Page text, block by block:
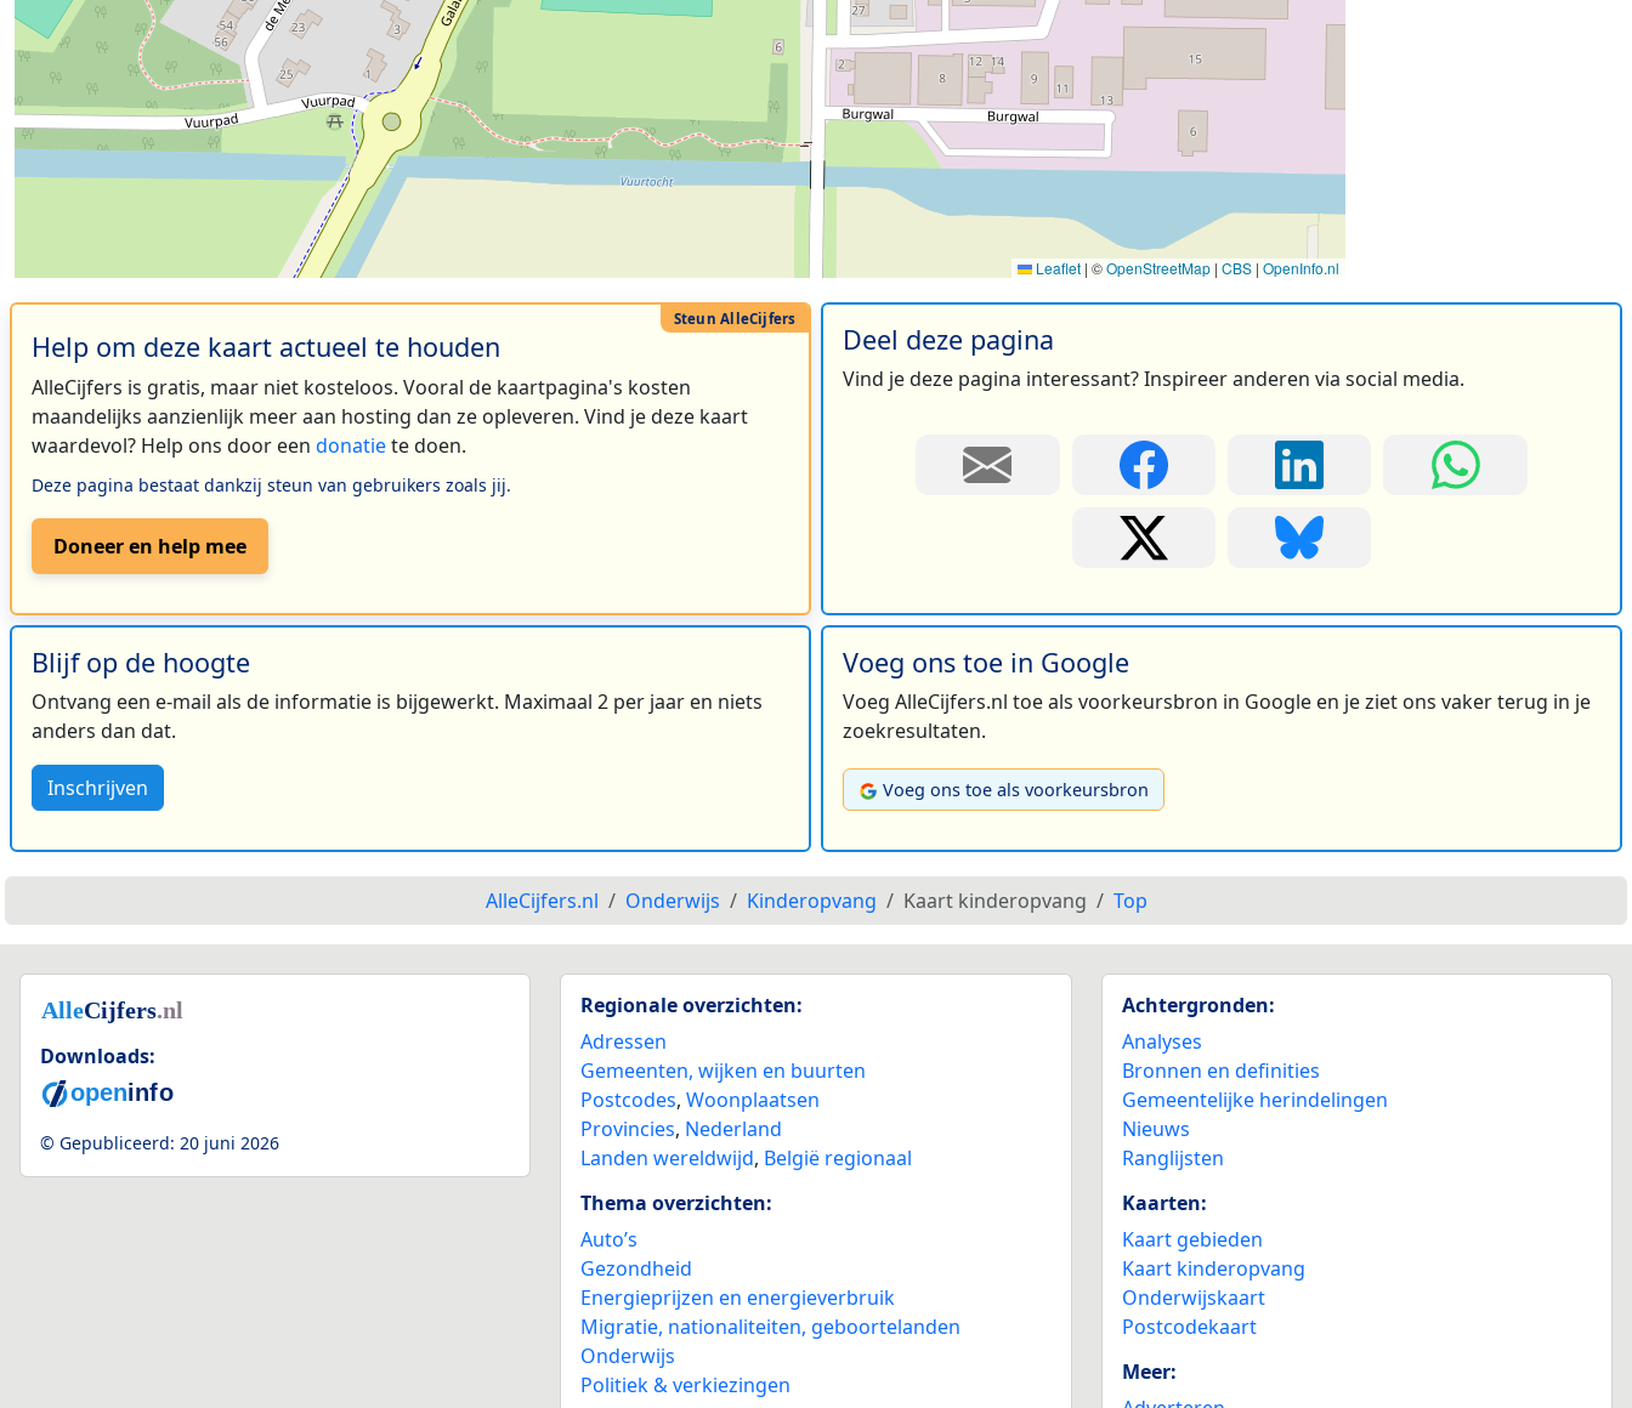
Leaflet | ©OpenStreetMap | CBS | OpenInfo.nl
Help om deze kaart actueel te houden
AlleCijfers is gratis, maar niet kosteloos. Vooral de kaartpagina's kosten
maandelijks aanzienlijk meer aan hosting dan ze opleveren. Vind je deze kaart
waardevol? Help ons door een donatiete doen.
Deze pagina bestaat dankzij steun van gebruikers zoals jij.
Doneer en help mee
Deel deze pagina
Vind je deze pagina interessant? Inspireer anderen via social media.
Blijf op de hoogte
Ontvang een e-mail als de informatie is bijgewerkt. Maximaal 2 per jaar en niets
anders dan dat.
Inschrijven
Voeg ons toe in Google
Voeg AlleCijfers.nl toe als voorkeursbron in Google en je ziet ons vaker terug in je
zoekresultaten.
Voeg ons toe als voorkeursbron
AlleCijfers.nl Onderwijs Kinderopvang Kaart kinderopvang Top
Downloads:
© Gepubliceerd: 20 juni 2026
Regionale overzichten:
Adressen
Gemeenten, wijken en buurten
Postcodes,Woonplaatsen
Provincies, Nederland
Landen wereldwijd, België regionaal
Thema overzichten:
Auto’s
Gezondheid
Energieprijzen en energieverbruik
Migratie, nationaliteiten, geboortelanden
Onderwijs
Politiek & verkiezingen
Achtergronden:
Analyses
Bronnen en definities
Gemeentelijke herindelingen
Nieuws
Ranglijsten
Kaarten:
Kaart gebieden
Kaart kinderopvang
Onderwijskaart
Postcodekaart
Meer: